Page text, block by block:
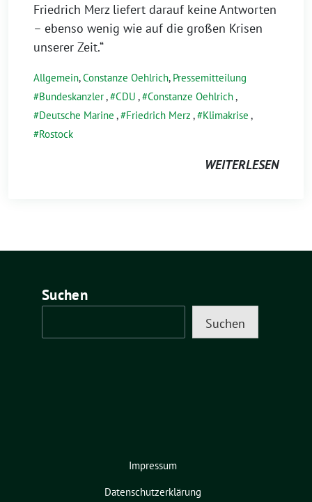
Friedrich Merz liefert darauf keine Antworten
– ebenso wenig wie auf die großen Krisen
unserer Zeit.“
Allgemein,Constanze Oehlrich, Pressemitteilung
Bundeskanzler, CDU , Constanze Oehlrich,
Deutsche Marine , Friedrich Merz , Klimakrise ,
Rostock
WEITERLESEN
Suchen
Suchen
Impressum
Datenschutzerklärung